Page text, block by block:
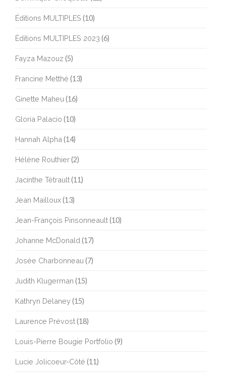
Éditions MULTIPLES (10)
Éditions MULTIPLES 2023 (6)
Fayza Mazouz (5)
Francine Metthé (13)
Ginette Maheu(16)
Gloria Palacio (10)
Hannah Alpha(14)
Hélène Routhier(2)
Jacinthe Tétrault(11)
Jean Mailloux(13)
Jean-François Pinsonneault(10)
Johanne McDonald(17)
Josée Charbonneau(7)
Judith Klugerman (15)
Kathryn Delaney(15)
Laurence Prévost(18)
Louis-Pierre Bougie Portfolio (9)
Lucie Jolicoeur-Côté (11)